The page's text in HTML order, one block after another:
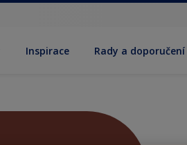
Inspirace Rady a doporučení